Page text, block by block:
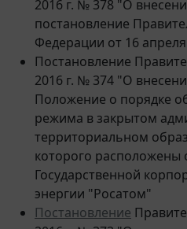
постановление
Федерации от 16
Постановление
2016 г. № 374 "О
Положение о порядке
режима в закрытом
территориальном
которого расположены
Государственной
энергии "Росатом"
Постановление
2016 г. № 373 "О